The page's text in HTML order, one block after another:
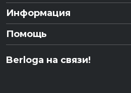
Информация
Помощь
Berloga на связи!